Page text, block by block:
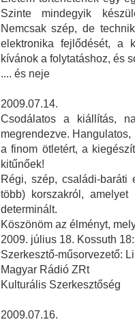
Szinte mindegyik
Nemcsak szép, de
elektronika fejlődését, a
kívánok a folytatáshoz, és
.... és neje
2009.07.14.
Csodálatos a kiállítás,
megrendezve.
a finom ötletért, a
kitűnőek!
Régi, szép, családi-
több) korszakról,
determinált.
Köszönöm az élményt,
2009. július 18. Kossuth
Szerkesztő-műsorvezető:
Magyar Rádió ZRt
Kulturális Szerkesztőség
2009.07.16.